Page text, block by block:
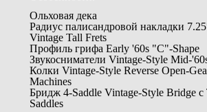
Ольховая дека
Радиус палисандровой накладки
Vintage Tall Frets
Профиль грифа Early '60s "C"-Shape
Звукосниматели Vintage-Style Mid-
Колки Vintage-Style Reverse Open-
Machines
Бридж 4-Saddle Vintage-Style Bridge с
Saddles